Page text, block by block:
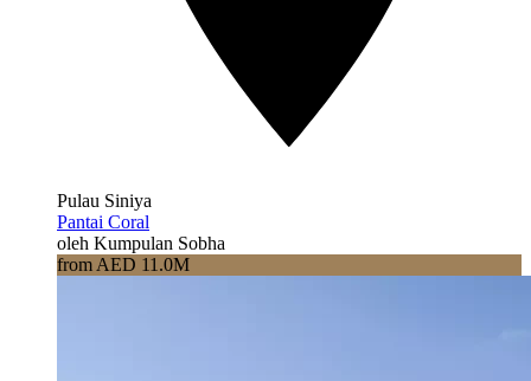
Pulau Siniya
Pantai Coral
oleh Kumpulan Sobha
from AED 11.0M